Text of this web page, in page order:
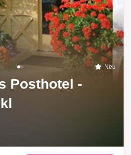
Neu
Posthotel -